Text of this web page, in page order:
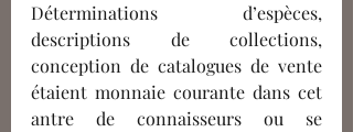
Déterminations d’espèces,
descriptions de collections,
conception de catalogues de vente
étaient monnaie courante dans cet
antre de connaisseurs ou se